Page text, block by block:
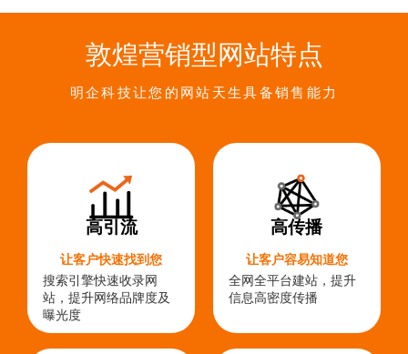
敦煌营销型网站特点
明企科技让您的网站天生具备销售能力
高引流
让客户快速找到您
搜索引擎快速收录网
站，提升网络品牌度及
曝光度
高传播
让客户容易知道您
全网全平台建站，提升
信息高密度传播